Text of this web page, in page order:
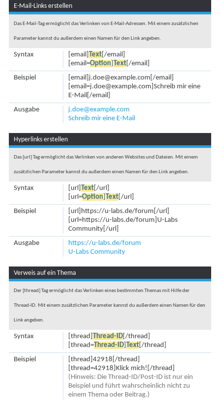
E-Mail-Links erstellen
Das E-Mail-Tag ermöglicht das Verlinken von E-Mail-Adressen. Mit einem zusätzlichen
Parameter kannst du außerdem einen Namen für den Link angeben.
[email] Text[/email]
[email=Option] Text[/email]
Syntax
[email]j.doe@example.com[/email]
[email=j.doe@example.com]Schreib mir eine
E-Mail[/email]
Beispiel
j.doe@example.com
Schreib mir eine E-Mail
Ausgabe
Hyperlinks erstellen
Das [url] Tag ermöglicht das Verlinken von anderen Websites und Dateien. Mit einem
zusätzlichen Parameter kannst du außerdem einen Namen für den Link angeben.
[url] Text[/url]
[url=Option] Text[/url]
Syntax
[url]https://u-labs.de/forum[/url]
[url=https://u-labs.de/forum]U-Labs
Community[/url]
Beispiel
https://u-labs.de/forum
U-Labs Community
Ausgabe
Verweis auf ein Thema
Der [thread] Tag ermöglicht das Verlinken eines bestimmten Themas mit Hilfe der
Thread-ID. Mit einem zusätzlichen Parameter kannst du außerdem einen Namen für den
Link angeben.
[thread] Thread-ID[/thread]
[thread=Thread-ID] Text[/thread]
Syntax
[thread]42918[/thread]
[thread=42918]Klick mich![/thread]
(Hinweis: Die Thread-ID/Post-ID ist nur ein
Beispiel und führt wahrscheinlich nicht zu
einem Thema oder Beitrag.)
Beispiel